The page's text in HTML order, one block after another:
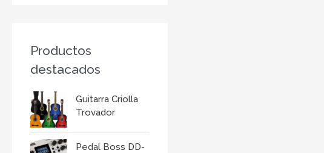
Productos
destacados
Guitarra Criolla
Trovador
Pedal Boss DD-